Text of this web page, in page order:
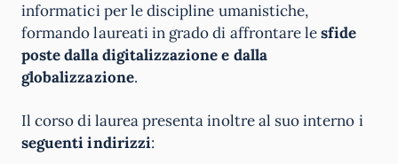
informatici per le discipline umanistiche,
formando laureati in grado di affrontare lesfide
poste dalla digitalizzazione e dalla
globalizzazione.
Il corso di laurea presenta inoltre al suo interno i
seguenti indirizzi: